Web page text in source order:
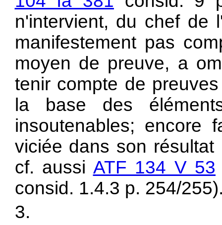
n'intervient, du chef de
manifestement pas
moyen de preuve, a
tenir compte de
la base des
insoutenables; encore
viciée dans son résultat
cf. aussi ATF 134 V 53
consid. 1.4.3 p. 254/
3.